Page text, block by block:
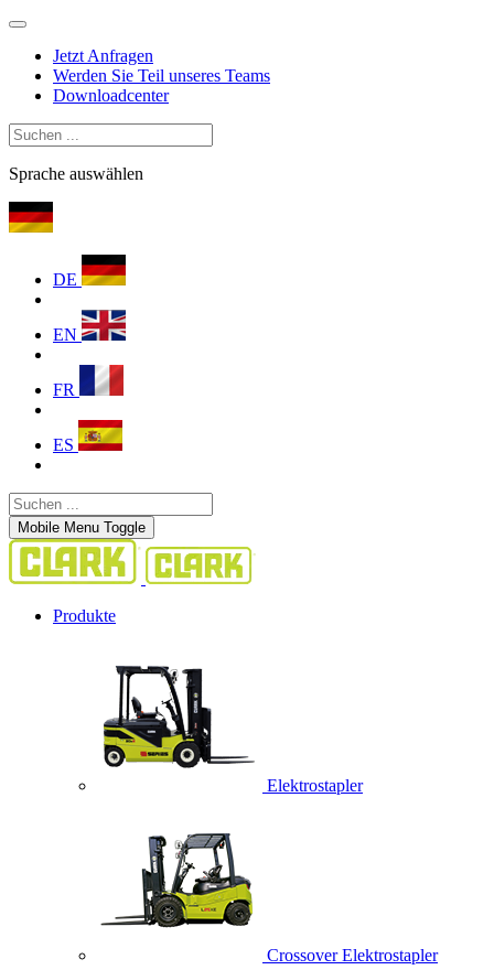
Jetzt Anfragen
Werden Sie Teil unseres Teams
Downloadcenter
Sprache auswählen
DE
EN
FR
ES
Mobile Menu Toggle
Produkte
Elektrostapler
Crossover Elektrostapler